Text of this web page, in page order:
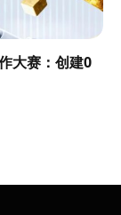
大赛：创建0